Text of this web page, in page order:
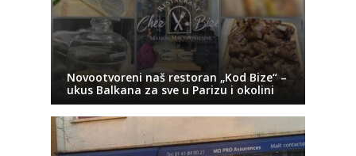
Novootvoreni naš restoran „Kod Bize“ –
ukus Balkana za sve u Parizu i okolini